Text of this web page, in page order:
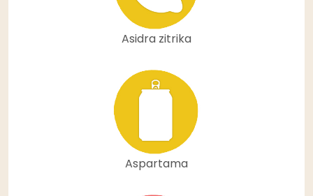
Asidra zitrika
Aspartama